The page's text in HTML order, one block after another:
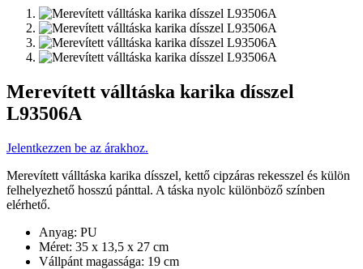
Merevített válltáska karika dísszel
L93506A
Jelentkezzen be az árakhoz.
Merevített válltáska karika dísszel, kettő cipzáras rekesszel és külön
felhelyezhető hosszú pánttal. A táska nyolc különböző színben
elérhető.
Anyag: PU
Méret: 35 x 13,5 x 27 cm
Vállpánt magassága: 19 cm